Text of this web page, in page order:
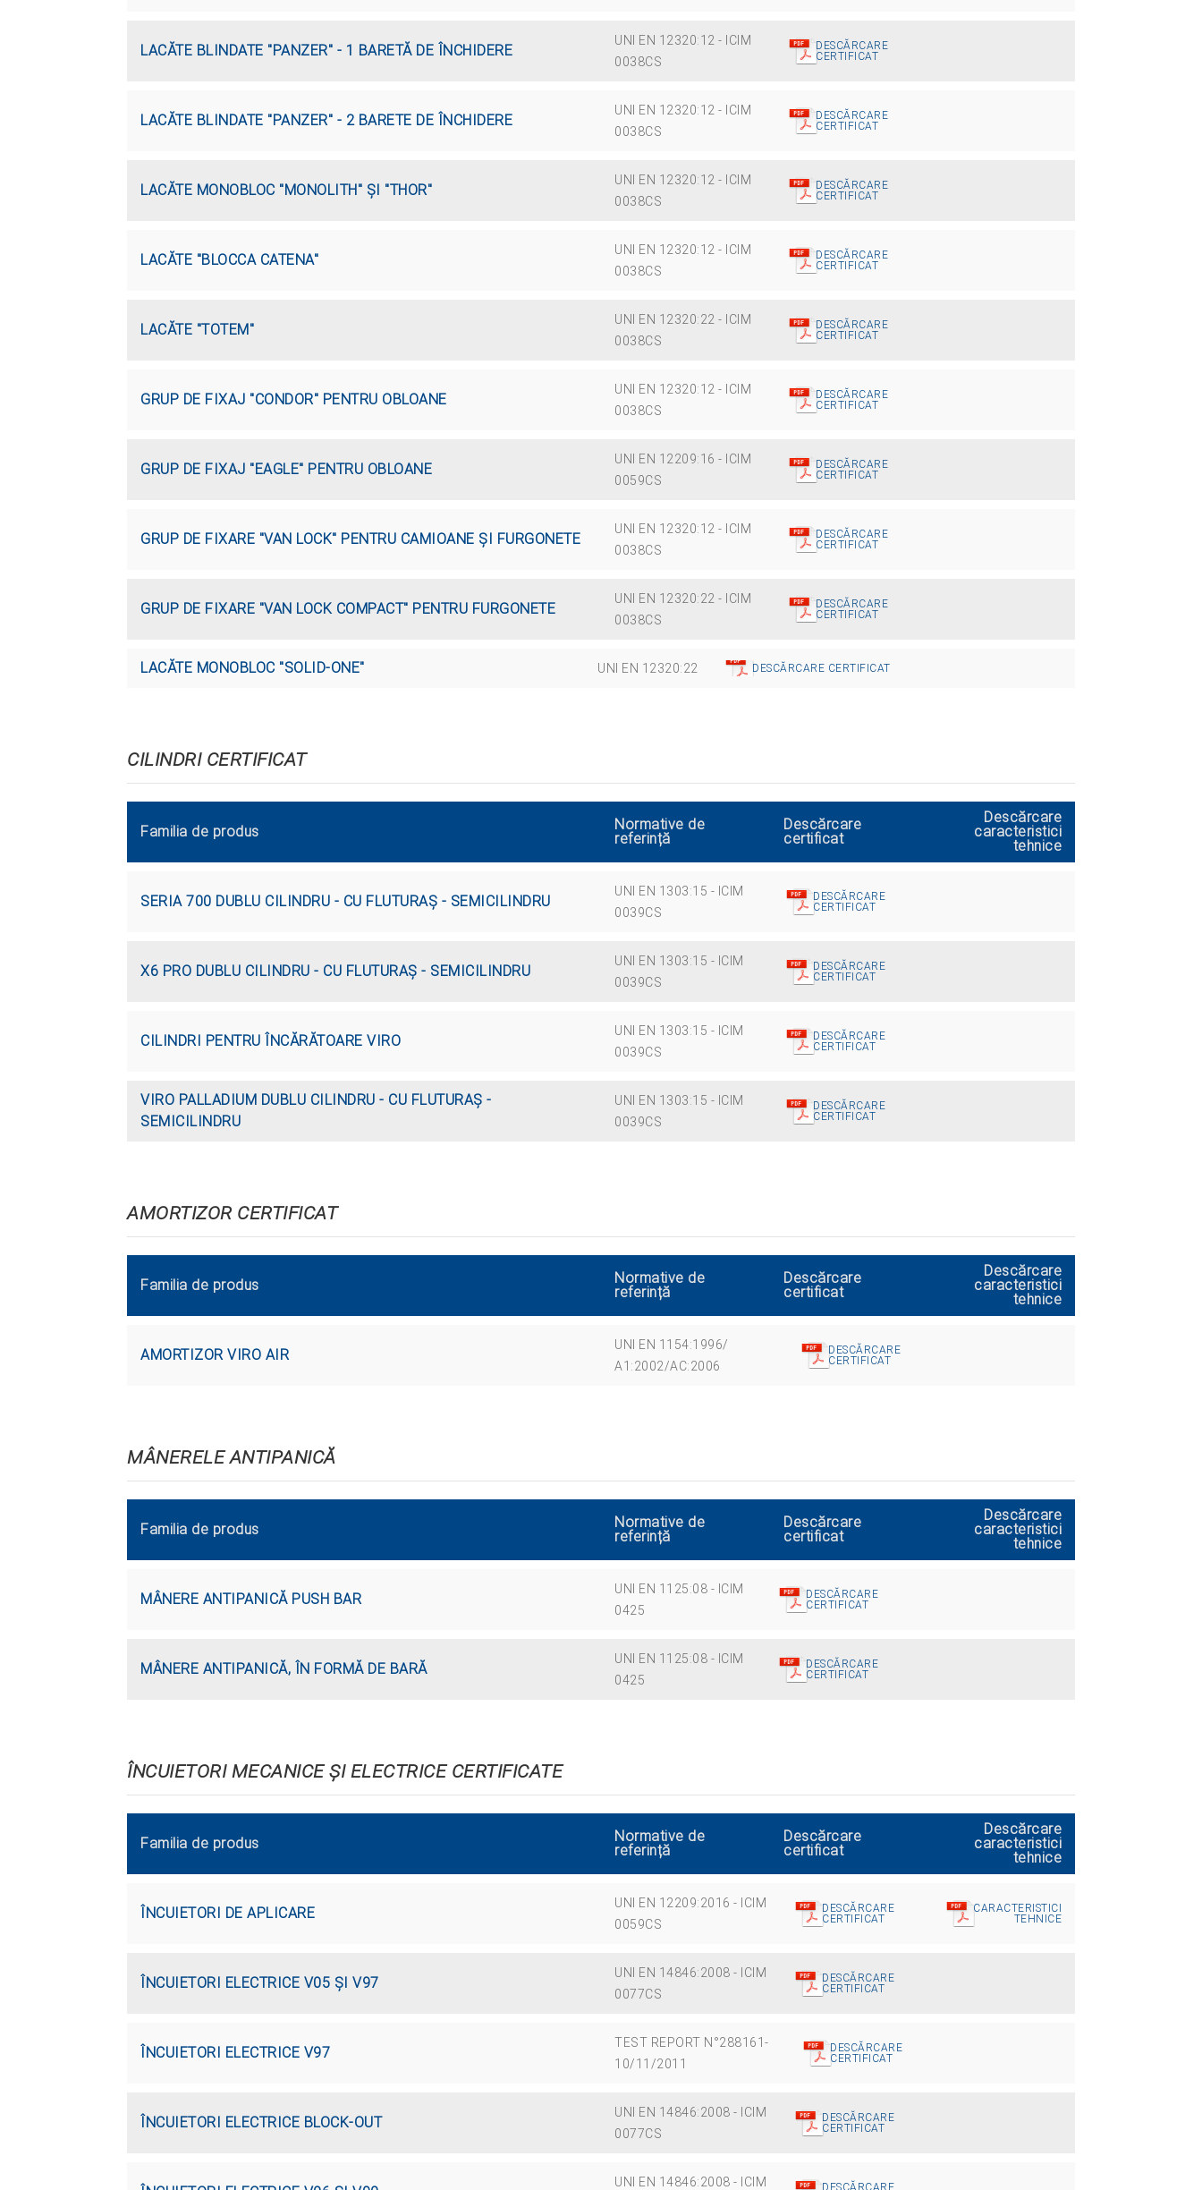
LACĂTE BLINDATE "PANZER" - 1 BARETĂ DE ÎNCHIDERE
UNI EN 12320:12 - ICIM
0038CS
DESCĂRCARE
CERTIFICAT
LACĂTE BLINDATE "PANZER" - 2 BARETE DE ÎNCHIDERE
UNI EN 12320:12 - ICIM
0038CS
DESCĂRCARE
CERTIFICAT
LACĂTE MONOBLOC "MONOLITH" ŞI "THOR"
UNI EN 12320:12 - ICIM
0038CS
DESCĂRCARE
CERTIFICAT
LACĂTE "BLOCCA CATENA"
UNI EN 12320:12 - ICIM
0038CS
DESCĂRCARE
CERTIFICAT
LACĂTE "TOTEM"
UNI EN 12320:22 - ICIM
0038CS
DESCĂRCARE
CERTIFICAT
GRUP DE FIXAJ "CONDOR" PENTRU OBLOANE
UNI EN 12320:12 - ICIM
0038CS
DESCĂRCARE
CERTIFICAT
GRUP DE FIXAJ "EAGLE" PENTRU OBLOANE
UNI EN 12209:16 - ICIM
0059CS
DESCĂRCARE
CERTIFICAT
GRUP DE FIXARE "VAN LOCK" PENTRU CAMIOANE ȘI FURGONETE
UNI EN 12320:12 - ICIM
0038CS
DESCĂRCARE
CERTIFICAT
GRUP DE FIXARE "VAN LOCK COMPACT" PENTRU FURGONETE
UNI EN 12320:22 - ICIM
0038CS
DESCĂRCARE
CERTIFICAT
LACĂTE MONOBLOC "SOLID-ONE" UNI EN 12320:22 DESCĂRCARE CERTIFICAT
CILINDRI CERTIFICAT
Familia de produs
Normative de
referință
Descărcare
certificat
Descărcare
caracteristici
tehnice
SERIA 700 DUBLU CILINDRU - CU FLUTURAŞ - SEMICILINDRU
UNI EN 1303:15 - ICIM
0039CS
DESCĂRCARE
CERTIFICAT
X6 PRO DUBLU CILINDRU - CU FLUTURAŞ - SEMICILINDRU
UNI EN 1303:15 - ICIM
0039CS
DESCĂRCARE
CERTIFICAT
CILINDRI PENTRU ÎNCĂRĂTOARE VIRO
UNI EN 1303:15 - ICIM
0039CS
DESCĂRCARE
CERTIFICAT
VIRO PALLADIUM DUBLU CILINDRU - CU FLUTURAŞ -
SEMICILINDRU
UNI EN 1303:15 - ICIM
0039CS
DESCĂRCARE
CERTIFICAT
AMORTIZOR CERTIFICAT
Familia de produs
Normative de
referință
Descărcare
certificat
Descărcare
caracteristici
tehnice
AMORTIZOR VIRO AIR
UNI EN 1154:1996/
A1:2002/AC:2006
DESCĂRCARE
CERTIFICAT
MÂNERELE ANTIPANICĂ
Familia de produs
Normative de
referință
Descărcare
certificat
Descărcare
caracteristici
tehnice
MÂNERE ANTIPANICĂ PUSH BAR
UNI EN 1125:08 - ICIM
0425
DESCĂRCARE
CERTIFICAT
MÂNERE ANTIPANICĂ, ÎN FORMĂ DE BARĂ
UNI EN 1125:08 - ICIM
0425
DESCĂRCARE
CERTIFICAT
ÎNCUIETORI MECANICE ŞI ELECTRICE CERTIFICATE
Familia de produs
Normative de
referință
Descărcare
certificat
Descărcare
caracteristici
tehnice
ÎNCUIETORI DE APLICARE
UNI EN 12209:2016 - ICIM
0059CS
DESCĂRCARE
CERTIFICAT
CARACTERISTICI
TEHNICE
ÎNCUIETORI ELECTRICE V05 ŞI V97
UNI EN 14846:2008 - ICIM
0077CS
DESCĂRCARE
CERTIFICAT
ÎNCUIETORI ELECTRICE V97
TEST REPORT N°288161-
10/11/2011
DESCĂRCARE
CERTIFICAT
ÎNCUIETORI ELECTRICE BLOCK-OUT
UNI EN 14846:2008 - ICIM
0077CS
DESCĂRCARE
CERTIFICAT
UNI EN 14846:2008 - ICIM DESCĂRCARE